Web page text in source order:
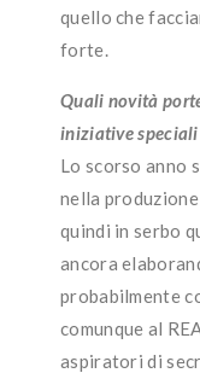
quello che
forte.
Quali novità
iniziative speciali
Lo scorso anno
nella
quindi in serbo
ancora
probabilmente
comunque al
aspiratori di